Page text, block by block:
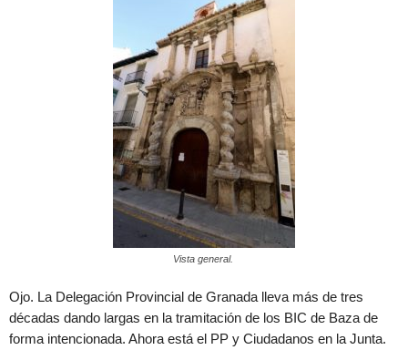
Vista general.
Ojo. La Delegación Provincial de Granada lleva más de tres
décadas dando largas en la tramitación de los BIC de Baza de
forma intencionada. Ahora está el PP y Ciudadanos en la Junta.